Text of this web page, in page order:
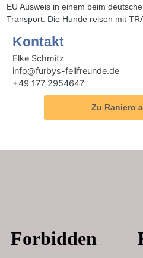
EU Ausweis in einem beim
Transport. Die Hunde reisen mit
Kontakt
Elke Schmitz
info@furbys-fellfreunde.de
+49 177 2954647
Zu Raniero